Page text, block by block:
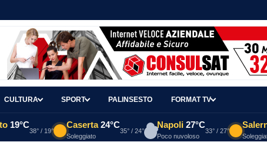
CULTURA SPORT PALINSESTO FORMAT TV
19°C
38° / 19°
Caserta 24°C
Soleggiato
35° / 24°
Napoli 27°C
Poco nuvoloso
33° / 27°